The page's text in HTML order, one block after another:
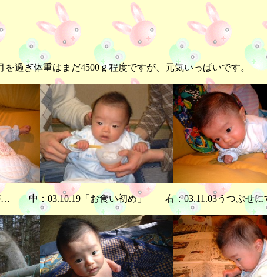
を過ぎ体重はまだ4500ｇ程度ですが、元気いっぱいです。
… 中：03.10.19「お食い初め」 右：03.11.03うつぶせに